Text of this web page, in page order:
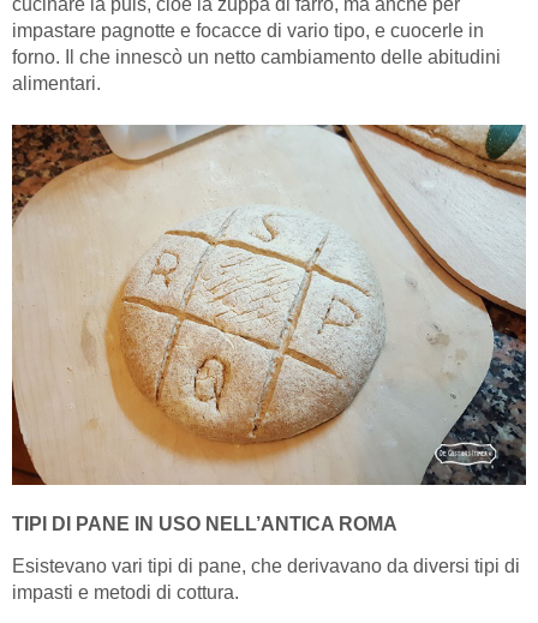
cucinare la puls, cioè la zuppa di farro, ma anche per
impastare pagnotte e focacce di vario tipo, e cuocerle in
forno. Il che innescò un netto cambiamento delle abitudini
alimentari.
TIPI DI PANE IN USO NELL’ANTICA ROMA
Esistevano vari tipi di pane, che derivavano da diversi tipi di
impasti e metodi di cottura.